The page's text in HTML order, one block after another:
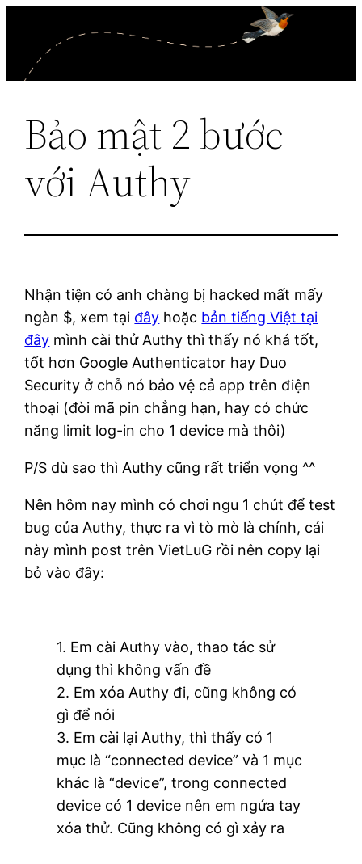
content
Bảo mật 2 bước
với Authy
Nhận tiện có anh chàng bị hacked mất mấy
ngàn $, xem tại đây hoặc bản tiếng Việt tại
đây mình cài thử Authy thì thấy nó khá tốt,
tốt hơn Google Authenticator hay Duo
Security ở chỗ nó bảo vệ cả app trên điện
thoại (đòi mã pin chẳng hạn, hay có chức
năng limit log-in cho 1 device mà thôi)
P/S dù sao thì Authy cũng rất triển vọng ^^
Nên hôm nay mình có chơi ngu 1 chút để test
bug của Authy, thực ra vì tò mò là chính, cái
này mình post trên VietLuG rồi nên copy lại
bỏ vào đây:
1. Em cài Authy vào, thao tác sử
dụng thì không vấn đề
2. Em xóa Authy đi, cũng không có
gì để nói
3. Em cài lại Authy, thì thấy có 1
mục là “connected device” và 1 mục
khác là “device”, trong connected
device có 1 device nên em ngứa tay
xóa thử. Cũng không có gì xảy ra